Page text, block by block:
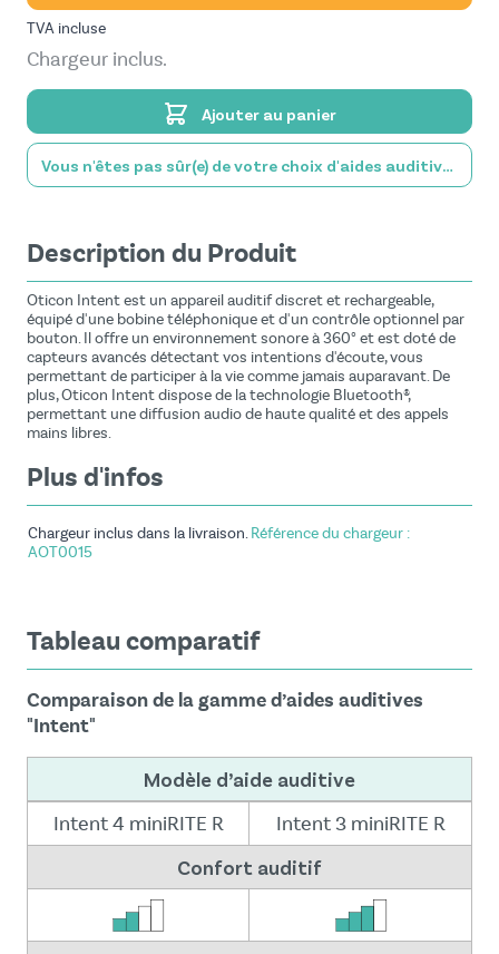
TVA incluse
Chargeur inclus.
Ajouter au panier
Vous n'êtes pas sûr(e) de votre choix d'aides auditives?
Description du Produit
Oticon Intent est un appareil auditif discret et rechargeable,
équipé d'une bobine téléphonique et d'un contrôle optionnel par
bouton. Il offre un environnement sonore à 360° et est doté de
capteurs avancés détectant vos intentions d'écoute, vous
permettant de participer à la vie comme jamais auparavant. De
plus, Oticon Intent dispose de la technologie Bluetooth®,
permettant une diffusion audio de haute qualité et des appels
mains libres.
Plus d'infos
Chargeur inclus dans la livraison.Référence du chargeur :
AOT0015
Tableau comparatif
Comparaison de la gamme d’aides auditives
"Intent"
Modèle d’aide auditive
Intent 4 miniRITE R
Intent 3 miniRITE R
Confort auditif